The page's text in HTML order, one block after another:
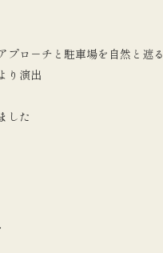
プロ－チと駐車場を自然と遮る
り演出
した